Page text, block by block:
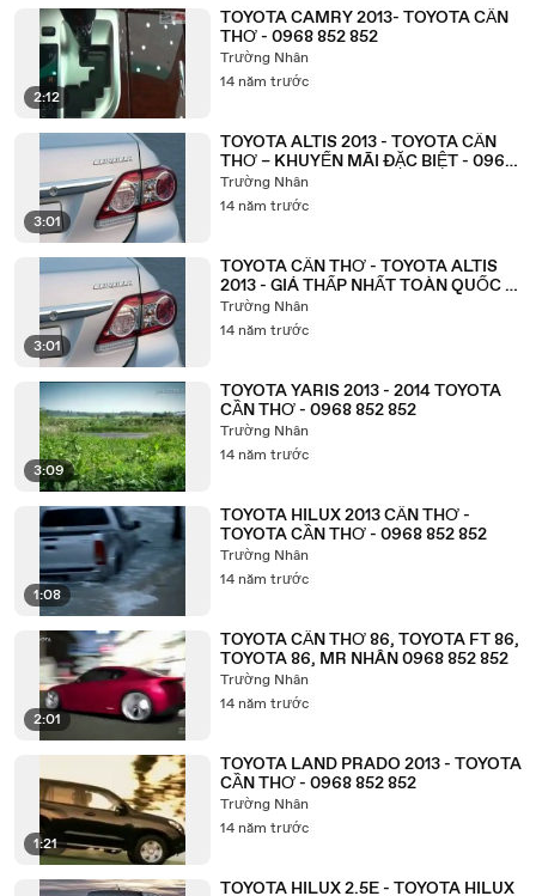
2:12
TOYOTA CAMRY 2013- TOYOTA CẦN
THƠ - 0968 852 852
Trường Nhân
14 năm trước
3:01
TOYOTA ALTIS 2013 - TOYOTA CẦN
THƠ – KHUYẾN MÃI ĐẶC BIỆT - 0968
852 852
Trường Nhân
14 năm trước
3:01
TOYOTA CẦN THƠ - TOYOTA ALTIS
2013 - GIÁ THẤP NHẤT TOÀN QUỐC -
0968 852 852
Trường Nhân
14 năm trước
3:09
TOYOTA YARIS 2013 - 2014 TOYOTA
CẦN THƠ - 0968 852 852
Trường Nhân
14 năm trước
1:08
TOYOTA HILUX 2013 CẦN THƠ -
TOYOTA CẦN THƠ - 0968 852 852
Trường Nhân
14 năm trước
2:01
TOYOTA CẦN THƠ 86, TOYOTA FT 86,
TOYOTA 86, MR NHÂN 0968 852 852
Trường Nhân
14 năm trước
1:21
TOYOTA LAND PRADO 2013 - TOYOTA
CẦN THƠ - 0968 852 852
Trường Nhân
14 năm trước
TOYOTA HILUX 2.5E - TOYOTA HILUX